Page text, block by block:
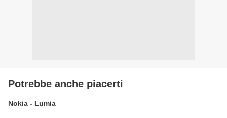
Potrebbe anche piacerti
Nokia - Lumia